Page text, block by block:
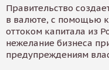
Правительство
в валюте, с помощью
оттоком капитала из
нежелание бизнеса
предупреждениям